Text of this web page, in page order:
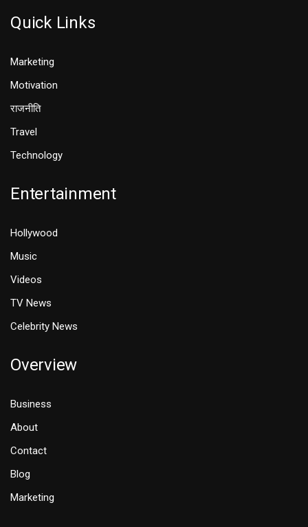
Quick Links
Marketing
Motivation
राजनीति
Travel
Technology
Entertainment
Hollywood
Music
Videos
TV News
Celebrity News
Overview
Business
About
Contact
Blog
Marketing